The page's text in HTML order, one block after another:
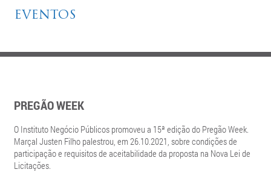
EVENTOS
PREGÃO WEEK
O Instituto Negócio Públicos promoveu a 15ª edição do Pregão Week.
Marçal Justen Filho palestrou, em 26.10.2021, sobre condições de
participação e requisitos de aceitabilidade da proposta na Nova Lei de
Licitações.